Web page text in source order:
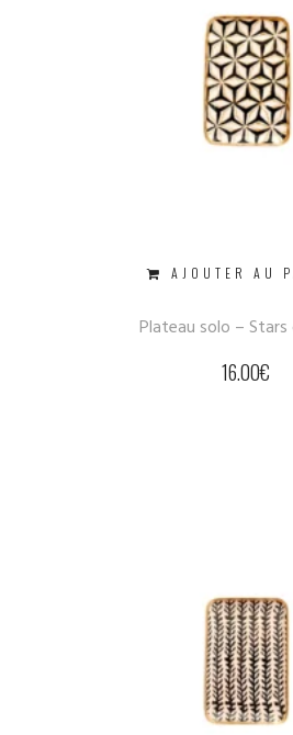
AJOUTER AU
Plateau solo –
16.00€